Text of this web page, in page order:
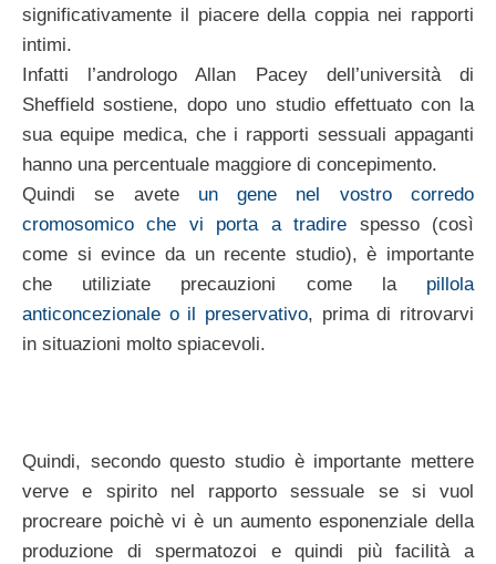
significativamente il piacere della coppia nei rapporti
intimi.
Infatti l’andrologo Allan Pacey dell’università di
Sheffield sostiene, dopo uno studio effettuato con la
sua equipe medica, che i rapporti sessuali appaganti
hanno una percentuale maggiore di concepimento.
Quindi se avete un gene nel vostro corredo
cromosomico che vi porta a tradire spesso (così
come si evince da un recente studio), è importante
che utiliziate precauzioni come la pillola
anticoncezionale o il preservativo, prima di ritrovarvi
in situazioni molto spiacevoli.
Quindi, secondo questo studio è importante mettere
verve e spirito nel rapporto sessuale se si vuol
procreare poichè vi è un aumento esponenziale della
produzione di spermatozoi e quindi più facilità a